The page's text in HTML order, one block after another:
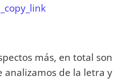
más, en total son
analizamos de la letra y